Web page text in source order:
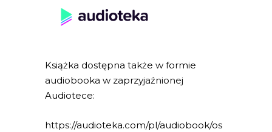
Książka dostępna także w formie
audiobooka w zaprzyjaźnionej
Audiotece:
https://audioteka.com/pl/audiobook/os